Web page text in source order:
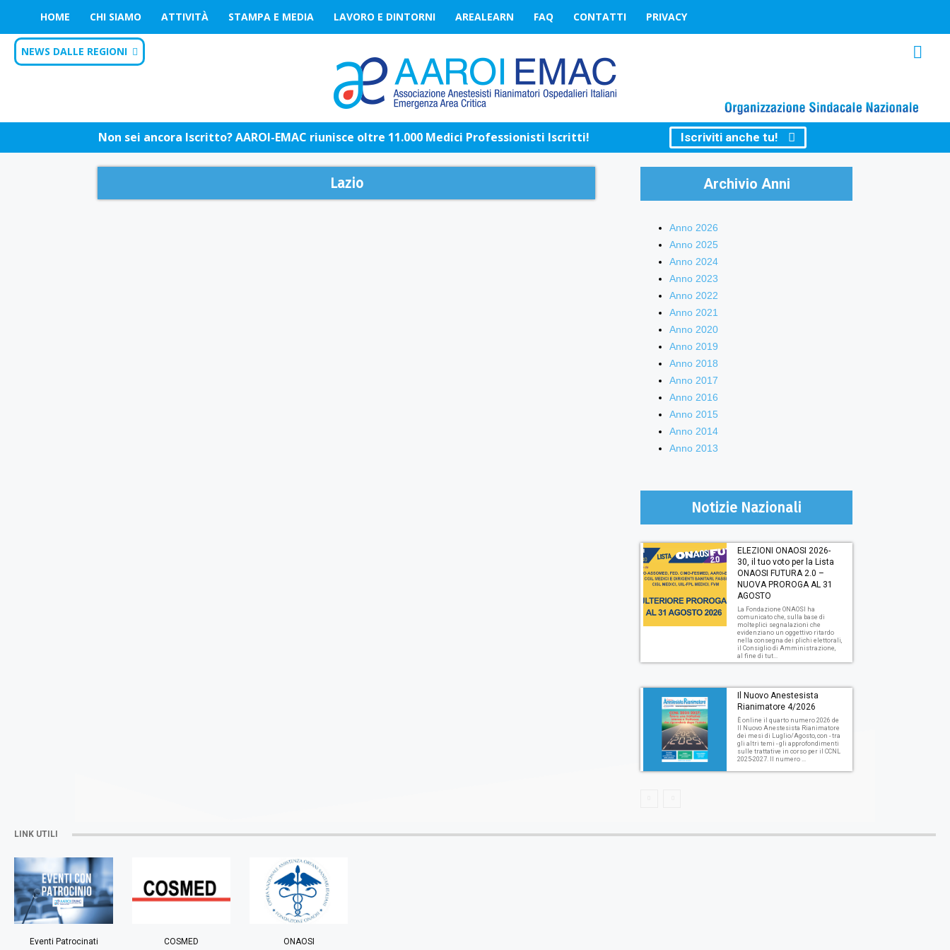
HOME CHI SIAMO ATTIVITÀ STAMPA E MEDIA LAVORO E DINTORNI AREALEARN FAQ CONTATTI PRIVACY
NEWS DALLE REGIONI
Non sei ancora Iscritto? AAROI-EMAC riunisce oltre 11.000 Medici Professionisti Iscritti! Iscriviti anche tu!
Lazio Archivio Anni
Anno 2026
Anno 2025
Anno 2024
Anno 2023
Anno 2022
Anno 2021
Anno 2020
Anno 2019
Anno 2018
Anno 2017
Anno 2016
Anno 2015
Anno 2014
Anno 2013
Notizie Nazionali
ELEZIONI ONAOSI 2026-
30, il tuo voto per la Lista
ONAOSI FUTURA 2.0 –
NUOVA PROROGA AL 31
AGOSTO
La Fondazione ONAOSI ha
comunicato che, sulla base di
molteplici segnalazioni che
evidenziano un oggettivo ritardo
nella consegna dei plichi elettorali,
il Consiglio di Amministrazione,
al fine di tut...
Il Nuovo Anestesista
Rianimatore 4/2026
È online il quarto numero 2026 de
Il Nuovo Anestesista Rianimatore
dei mesi di Luglio/Agosto, con - tra
gli altri temi - gli approfondimenti
sulle trattative in corso per il CCNL
2025-2027. Il numero ...
LINK UTILI
Eventi Patrocinati COSMED ONAOSI